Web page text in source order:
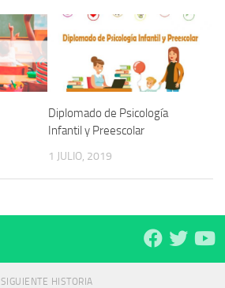
Diplomado de Psicología
Infantil y Preescolar
1 JULIO, 2019
SIGUIENTE HISTORIA